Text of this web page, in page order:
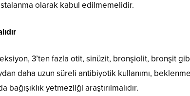
olarak kabul edilmemelidir.
3’ten fazla otit, sinüzit, bronşiolit, bronşit
daha uzun süreli antibiyotik kullanımı,
yetmezliği araştırılmalıdır.